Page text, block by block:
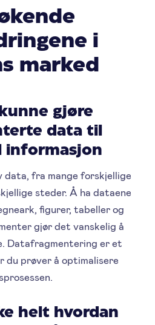
i
marked
gjøre
data til
informasjon
data, fra mange forskjellige
steder. Å ha dataene
figurer, tabeller og
gjør det vanskelig å
Datafragmentering er et
du prøver å optimalisere
helt hvordan